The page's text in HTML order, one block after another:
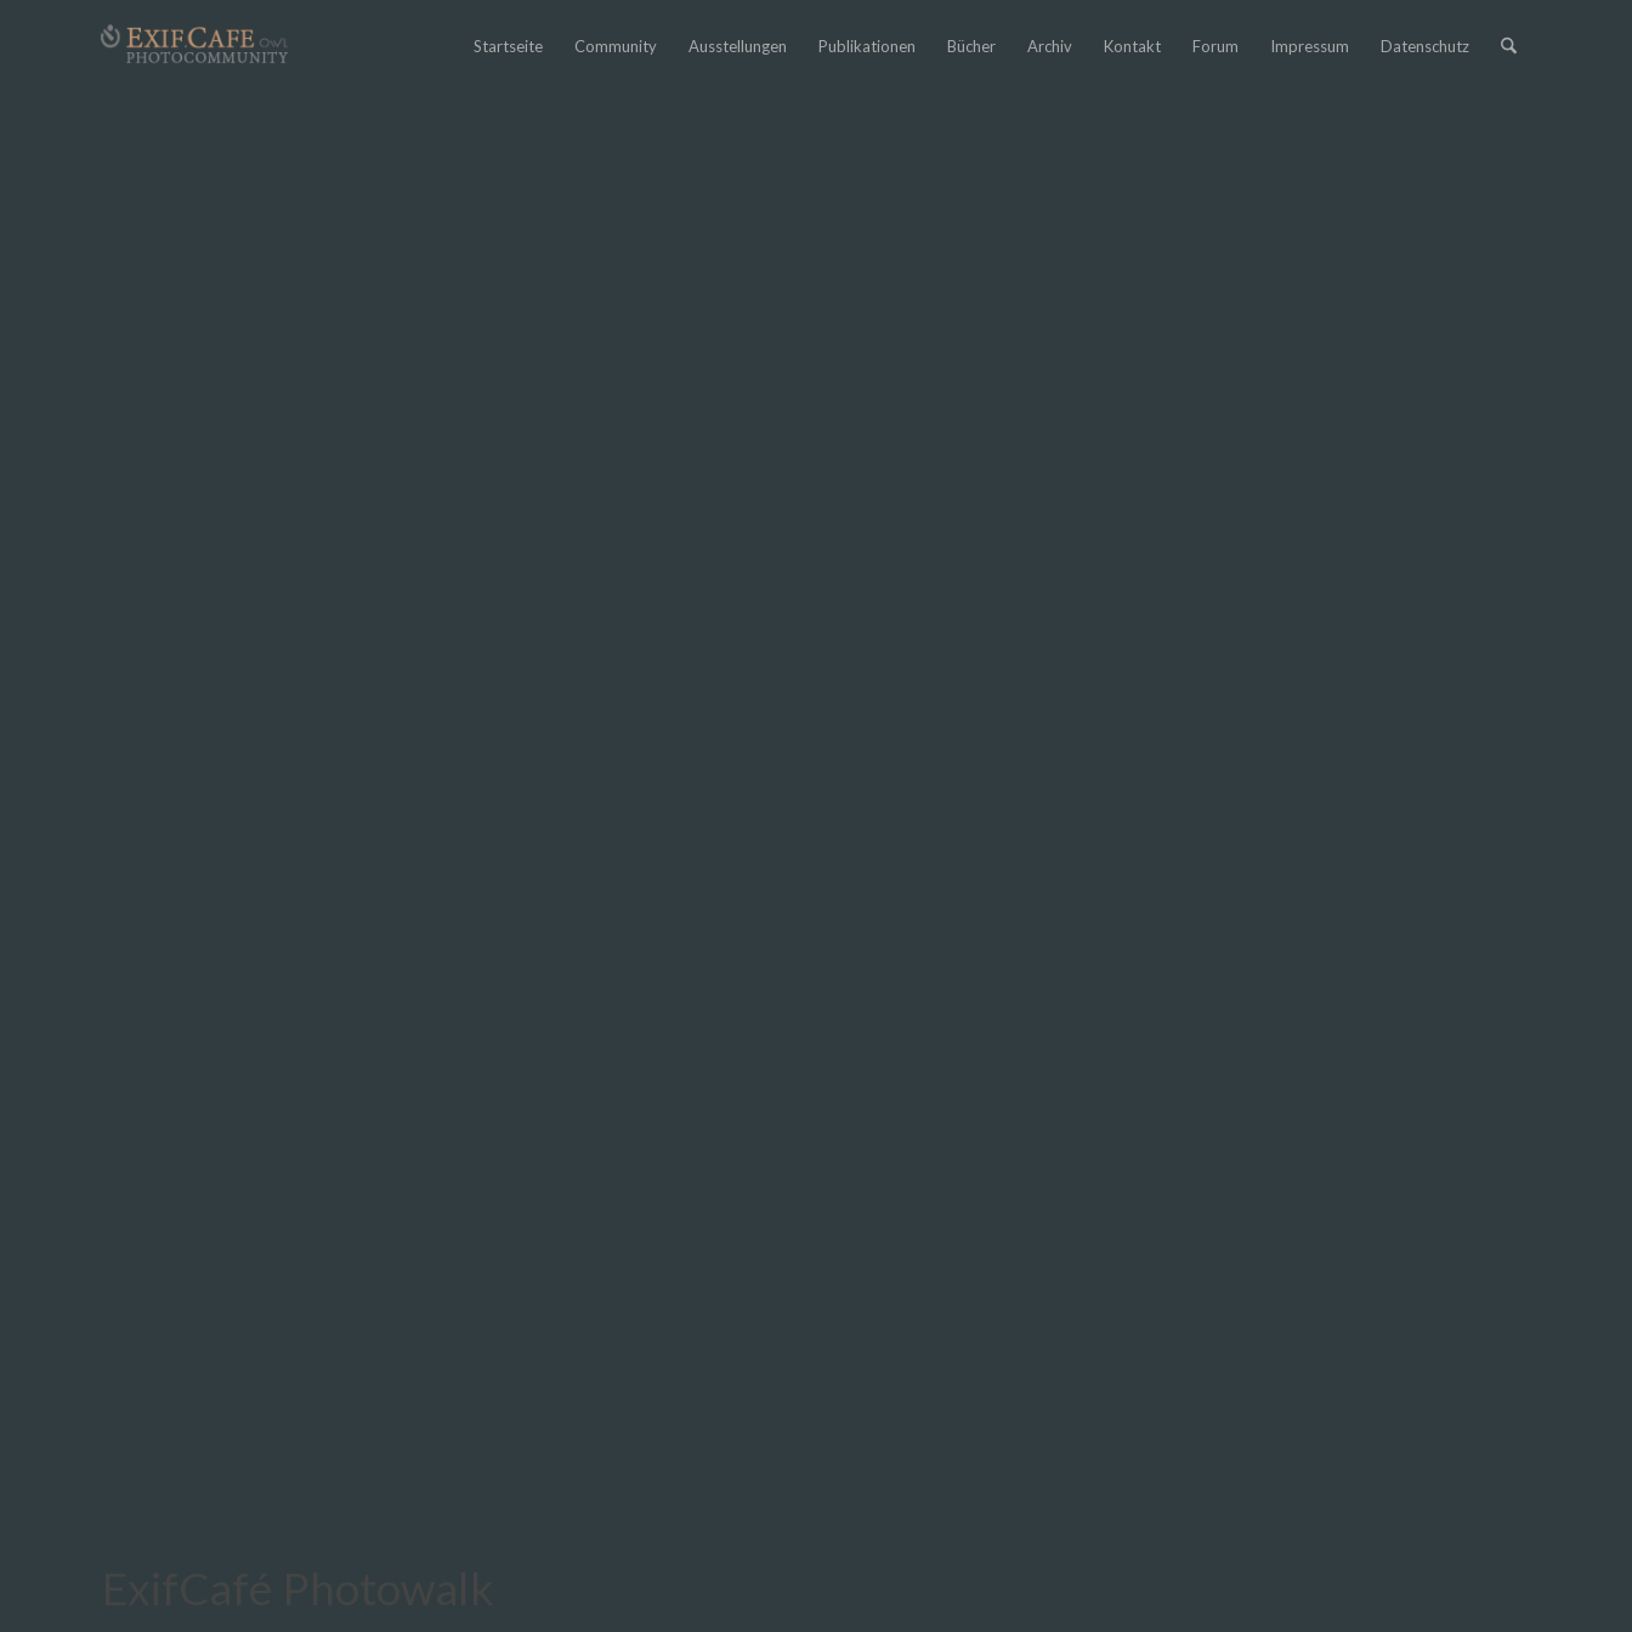
Startseite Community Ausstellungen Publikationen Bücher Archiv Kontakt Forum Impressum Datenschutz